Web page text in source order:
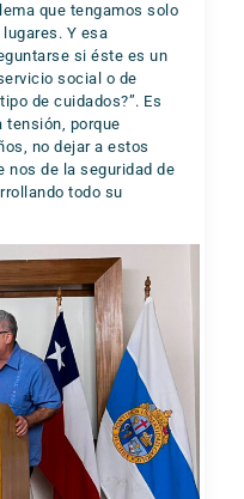
que tengamos solo
Y esa
si éste es un
social o de
de cuidados?”. Es
tensión, porque
no dejar a estos
nos de la seguridad de
todo su